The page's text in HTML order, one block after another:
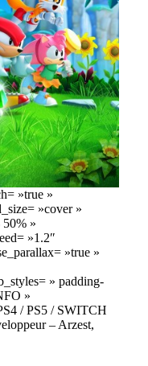
»true »
»cover »
»
»1.2″
»true »
» padding-
»
/ PS5 / SWITCH
– Arzest,